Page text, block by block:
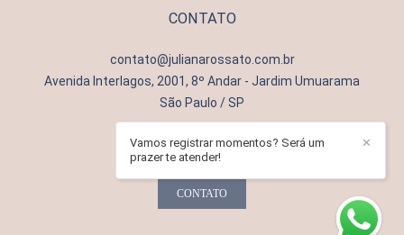
CONTATO
contato@julianarossato.com.br
Avenida Interlagos, 2001, 8º Andar - Jardim Umuarama
São Paulo / SP
CONTATO
✕
Vamos registrar momentos? Será um
prazer te atender!